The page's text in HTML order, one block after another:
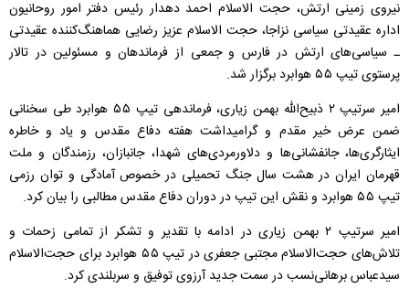
نیروی زمینی ارتش، حجت الاسلام احمد دهدار رئیس دفتر امور روحانیون
اداره عقیدتی سیاسی نزاجا، حجت الاسلام عزیز رضایی هماهنگ‌كننده عقیدتی
ـ سیاسی‌های ارتش در فارس و جمعی از فرماندهان و مسئولین در تالار
پرستوی تیپ ۵۵ هوابرد برگزار شد.
امیر سرتیپ ۲ ذبیح‌الله بهمن زیاری، فرماندهی تیپ ۵۵ هوابرد طی سخنانی
ضمن عرض خیر مقدم و گرامیداشت هفته دفاع مقدس و یاد و خاطره
ایثارگری‌ها، جانفشانی‌ها و دلاورمردی‌های شهدا، جانبازان، رزمندگان و ملت
قهرمان ایران در هشت سال جنگ تحمیلی در خصوص آمادگی و توان رزمی
تیپ ۵۵ هوابرد و نقش این تیپ در دوران دفاع مقدس مطالبی را بیان كرد.
امیر سرتیپ ۲ بهمن زیاری در ادامه با تقدیر و تشكر از تمامی زحمات و
تلاش‌های حجت‌الاسلام مجتبی جعفری در تیپ ۵۵ هوابرد برای حجت‌الاسلام
سیدعباس برهانی‌نسب در سمت جدید آرزوی توفیق و سربلندی كرد.